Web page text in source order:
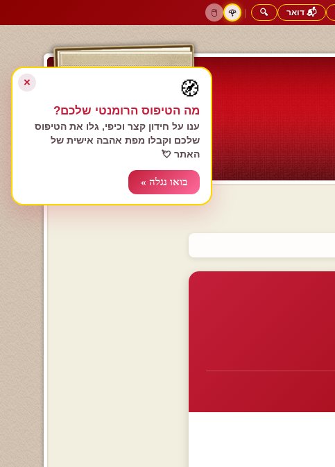
📬 דואר 🔍
|
🌹
🖱️
הרשם עכשיו
התחבר